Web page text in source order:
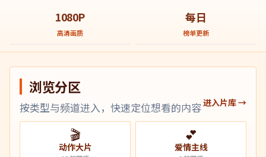
1080P
高清画质
每日
榜单更新
浏览分区
按类型与频道进入，快速定位想看的内容进入片库 →
🎬
动作大片
💕
爱情主线